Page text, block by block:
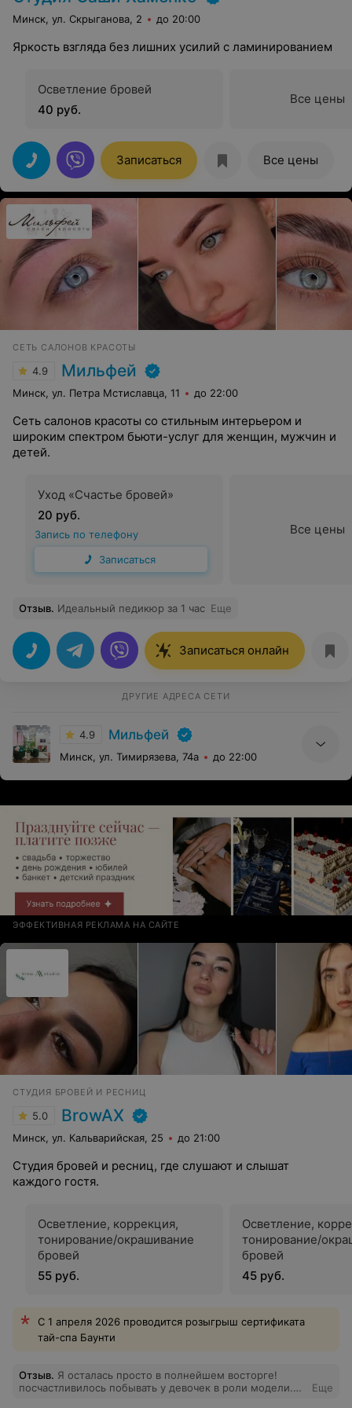
Минск, ул. Скрыганова, 2 до 20:00
Яркость взгляда без лишних усилий с ламинированием
Осветление бровей
40 руб.
Все цены
Записаться Все цены
СЕТЬ САЛОНОВ КРАСОТЫ
4.9 Мильфей
Минск, ул. Петра Мстиславца, 11 до 22:00
Сеть салонов красоты со стильным интерьером и
широким спектром бьюти-услуг для женщин, мужчин и
детей.
Уход «Счастье бровей»
20 руб.
Запись по телефону
Записаться
Все цены
Отзыв. Идеальный педикюр за 1 час Еще
Записаться онлайн
ДРУГИЕ АДРЕСА СЕТИ
4.9 Мильфей
Минск, ул. Тимирязева, 74а до 22:00
ЭФФЕКТИВНАЯ РЕКЛАМА НА САЙТЕ
СТУДИЯ БРОВЕЙ И РЕСНИЦ
5.0 BrowAX
Минск, ул. Кальварийская, 25 до 21:00
Студия бровей и ресниц, где слушают и слышат
каждого гостя.
Осветление, коррекция,
тонирование/окрашивание
бровей
55 руб.
Осветление,
тонирование/
бровей
45 руб.
С 1 апреля 2026 проводится розыгрыш сертификата
тай-спа Баунти
Отзыв. Я осталась просто в полнейшем восторге!
посчастливилось побывать у девочек в роли модели.
Еще